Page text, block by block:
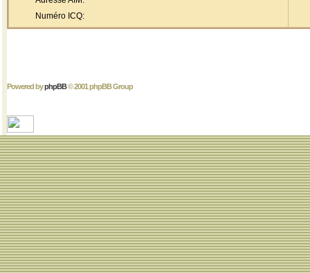
Numéro ICQ:
Powered byphpBB© 2001 phpBB Group